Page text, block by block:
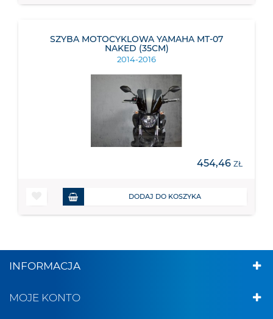
SZYBA MOTOCYKLOWA YAMAHA MT-07
NAKED (35CM)
2014-2016
454,46 ZŁ
DODAJ DO KOSZYKA
INFORMACJA
MOJE KONTO